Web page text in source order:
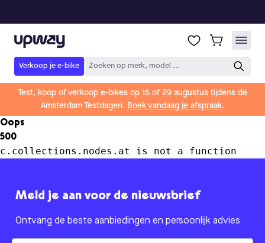
Upway
Verkoop je e-bike Zoeken op merk, model ...
Test, koop of verkoop e-bikes op 15 of 29 augustus tijdens de
Amsterdam Testdagen. Boek vandaag je afspraak.
Oops
500
c.collections.nodes.at is not a function
Meld je aan voor de nieuwsbrief
Ontvang de beste aanbiedingen en persoonlijk advies